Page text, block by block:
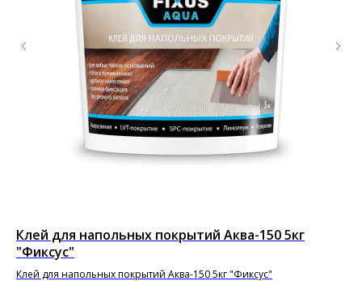
Клей для напольных покрытий Аква-150 5кг
"Фиксус"
Клей для напольных покрытий Аква-150 5кг "Фиксус"